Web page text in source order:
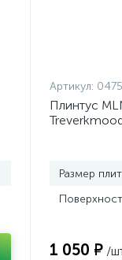
Артикул:
Плинтус
Размер
1 050 ₽ /